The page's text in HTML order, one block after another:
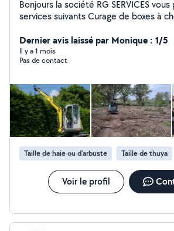
Bonjours la société RG SERVICES
services suivants Curage de boxes à chevaux pro et
haies Pose de clôture .Dessouchages Terrassement
Dernier avis laissé par Monique : 1/5
Il y a 1 mois
Pas de contact
Taille de haie ou d'arbuste Taille de thuya
Voir le profil